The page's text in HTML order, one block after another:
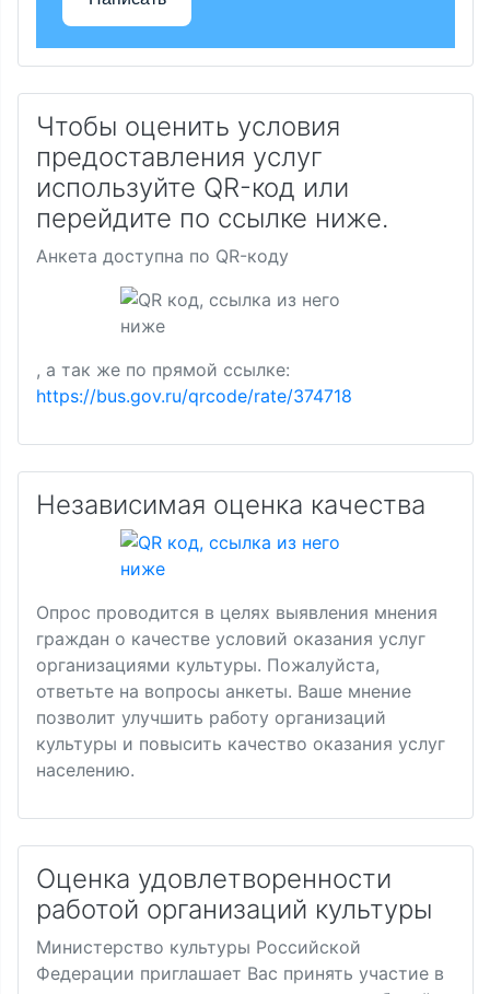
Чтобы оценить условия
предоставления услуг
используйте QR-код или
перейдите по ссылке ниже.
Анкета доступна по QR-коду
, а так же по прямой ссылке:
https://bus.gov.ru/qrcode/rate/374718
Независимая оценка качества
Опрос проводится в целях выявления мнения
граждан о качестве условий оказания услуг
организациями культуры. Пожалуйста,
ответьте на вопросы анкеты. Ваше мнение
позволит улучшить работу организаций
культуры и повысить качество оказания услуг
населению.
Оценка удовлетворенности
работой организаций культуры
Министерство культуры Российской
Федерации приглашает Вас принять участие в